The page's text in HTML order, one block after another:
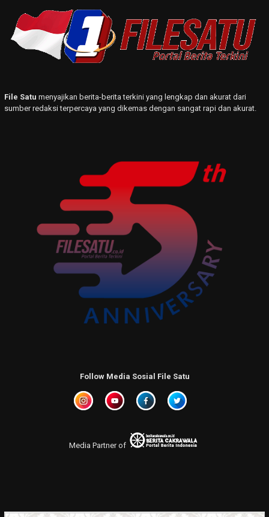
File Satu menyajikan berita-berita terkini yang lengkap dan akurat dari
sumber redaksi terpercaya yang dikemas dengan sangat rapi dan akurat.
Follow Media Sosial File Satu
Media Partner of